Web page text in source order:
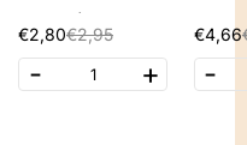
Brush (Zachte B
orstel)
€2,80€2,95
- 1 +
on
€4,66
-